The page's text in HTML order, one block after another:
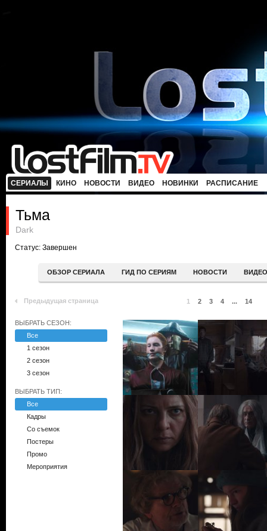
СЕРИАЛЫ КИНО НОВОСТИ ВИДЕО НОВИНКИ РАСПИСАНИЕ
Тьма
Dark
Статус: Завершен
ОБЗОР СЕРИАЛА ГИД ПО СЕРИЯМ НОВОСТИ ВИДЕО
Предыдущая страница 1 2 3 4 ... 14
ВЫБРАТЬ СЕЗОН:
Все
1 сезон
2 сезон
3 сезон
ВЫБРАТЬ ТИП:
Все
Кадры
Со съемок
Постеры
Промо
Мероприятия